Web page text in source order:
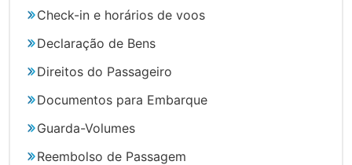
Check-in e horários de voos
Declaração de Bens
Direitos do Passageiro
Documentos para Embarque
Guarda-Volumes
Reembolso de Passagem